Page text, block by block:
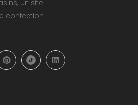
un site
confection